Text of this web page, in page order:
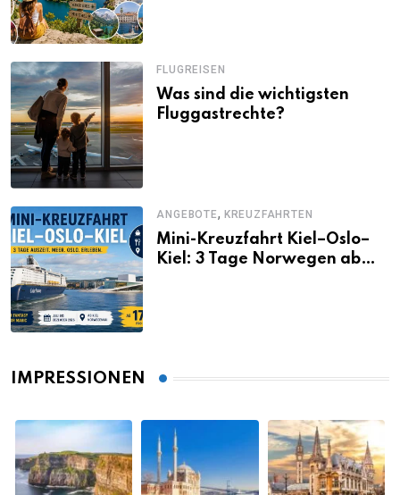
FLUGREISEN
Was sind die wichtigsten
Fluggastrechte?
ANGEBOTE, KREUZFAHRTEN
Mini-Kreuzfahrt Kiel–Oslo–
Kiel: 3 Tage Norwegen ab
IMPRESSIONEN